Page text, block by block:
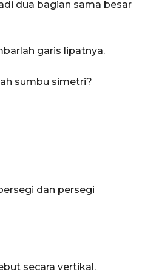
dua bagian sama besar
garis lipatnya.
sumbu simetri?
dan persegi
secara vertikal.